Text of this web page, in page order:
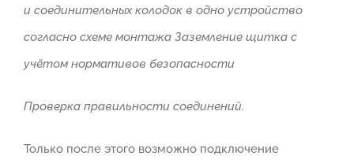
и соединительных колодок в одно устройство
согласно схеме монтажа Заземление щитка с
учётом нормативов безопасности
Проверка правильности соединений.
Только после этого возможно подключение